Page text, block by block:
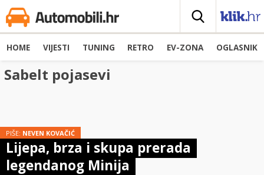
HOME VIJESTI TUNING RETRO EV-ZONA OGLASNIK
Sabelt pojasevi
PIŠE: NEVEN KOVAČIĆ
Lijepa, brza i skupa prerada
legendanog Minija